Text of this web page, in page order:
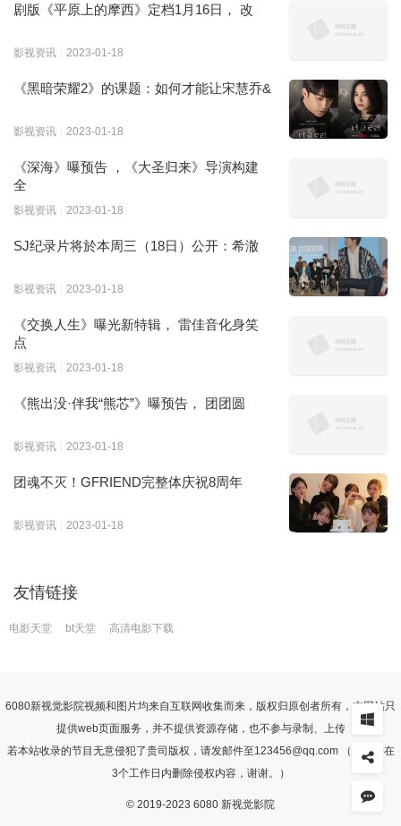
剧版《平原上的摩西》定档1月16日， 改
影视资讯 2023-01-18
《黑暗荣耀2》的课题：如何才能让宋慧乔&
影视资讯 2023-01-18
《深海》曝预告 ，《大圣归来》导演构建
全
影视资讯 2023-01-18
SJ纪录片将於本周三（18日）公开：希澈
影视资讯 2023-01-18
《交换人生》曝光新特辑， 雷佳音化身笑
点
影视资讯 2023-01-18
《熊出没·伴我“熊芯”》曝预告， 团团圆
影视资讯 2023-01-18
团魂不灭！GFRIEND完整体庆祝8周年
影视资讯 2023-01-18
友情链接
电影天堂 bt天堂 高清电影下载
6080新视觉影院视频和图片均来自互联网收集而来，版权归原创者所有，本网站只
提供web页面服务，并不提供资源存储，也不参与录制、上传
若本站收录的节目无意侵犯了贵司版权，请发邮件至123456@qq.com （我们会在
3个工作日内删除侵权内容，谢谢。）
© 2019-2023 6080 新视觉影院